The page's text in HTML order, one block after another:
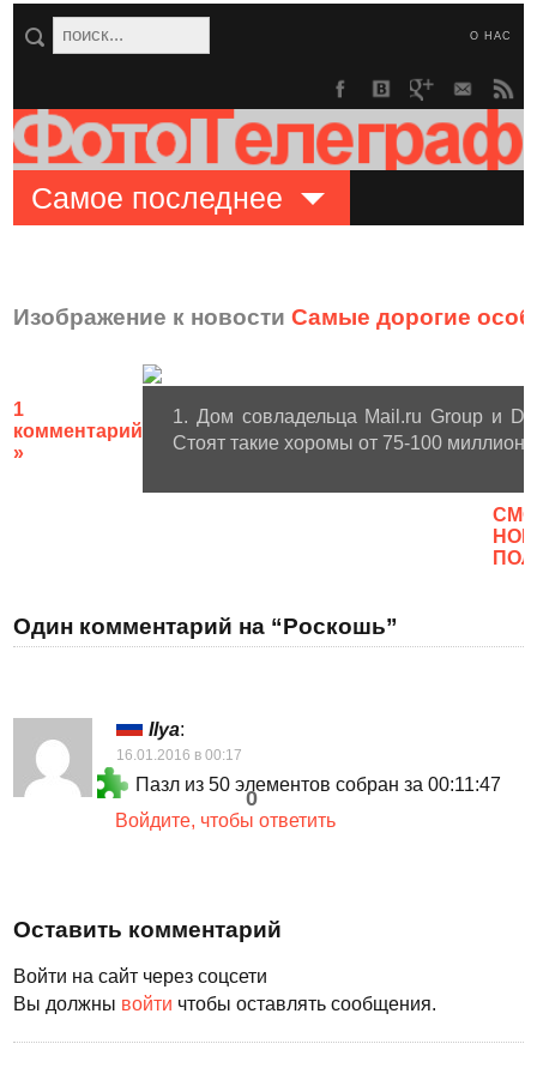
О НАС
Самое последнее
Изображение к новостиСамые дорогие
1
комментарий
»
1. Дом совладельца Mail.ru Group и
Стоят такие хоромы от 75-100
Один комментарий на “Роскошь”
Ilya:
16.01.2016 в 00:17
Пазл из 50 элементов собран за 00:11:47
0
Войдите, чтобы ответить
Оставить комментарий
Войти на сайт через соцсети
Вы должны войти чтобы оставлять сообщения.